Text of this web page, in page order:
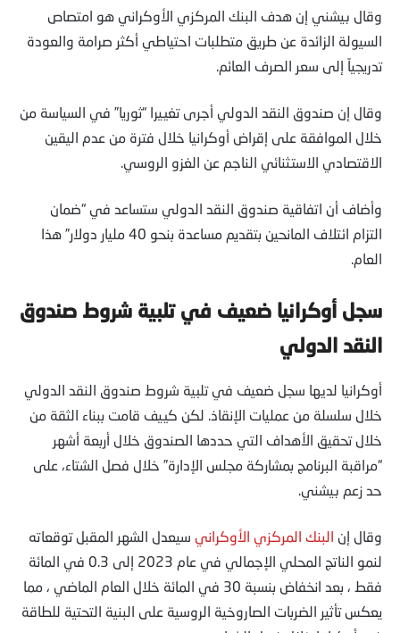
وقال بيشني إن هدف البنك المركزي الأوكراني هو امتصاص
السيولة الزائدة عن طريق متطلبات احتياطي أكثر صرامة والعودة
تدريجياً إلى سعر الصرف العائم.
وقال إن صندوق النقد الدولي أجرى تغييرا “ثوريا” في السياسة من
خلال الموافقة على إقراض أوكرانيا خلال فترة من عدم اليقين
الاقتصادي الاستثنائي الناجم عن الغزو الروسي.
وأضاف أن اتفاقية صندوق النقد الدولي ستساعد في “ضمان
التزام ائتلاف المانحين بتقديم مساعدة بنحو 40 مليار دولار” هذا
العام.
سجل أوكرانيا ضعيف في تلبية شروط صندوق
النقد الدولي
أوكرانيا لديها سجل ضعيف في تلبية شروط صندوق النقد الدولي
خلال سلسلة من عمليات الإنقاذ. لكن كييف قامت ببناء الثقة من
خلال تحقيق الأهداف التي حددها الصندوق خلال أربعة أشهر
“مراقبة البرنامج بمشاركة مجلس الإدارة” خلال فصل الشتاء، على
حد زعم بيشني.
وقال إن البنك المركزي الأوكراني سيعدل الشهر المقبل توقعاته
لنمو الناتج المحلي الإجمالي في عام 2023 إلى 0.3 في المائة
فقط ، بعد انخفاض بنسبة 30 في المائة خلال العام الماضي ، مما
يعكس تأثير الضربات الصاروخية الروسية على البنية التحتية للطاقة